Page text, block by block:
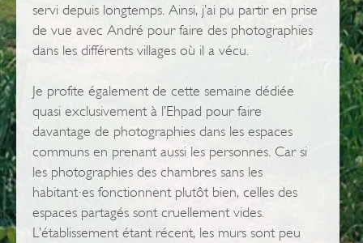
servi depuis longtemps. Ainsi, j’ai pu partir en prise
de vue avec André pour faire des photographies
dans les différents villages où il a vécu.
Je profite également de cette semaine dédiée
quasi exclusivement à l’Ehpad pour faire
davantage de photographies dans les espaces
communs en prenant aussi les personnes. Car si
les photographies des chambres sans les
habitant·es fonctionnent plutôt bien, celles des
espaces partagés sont cruellement vides.
L’établissement étant récent, les murs sont peu